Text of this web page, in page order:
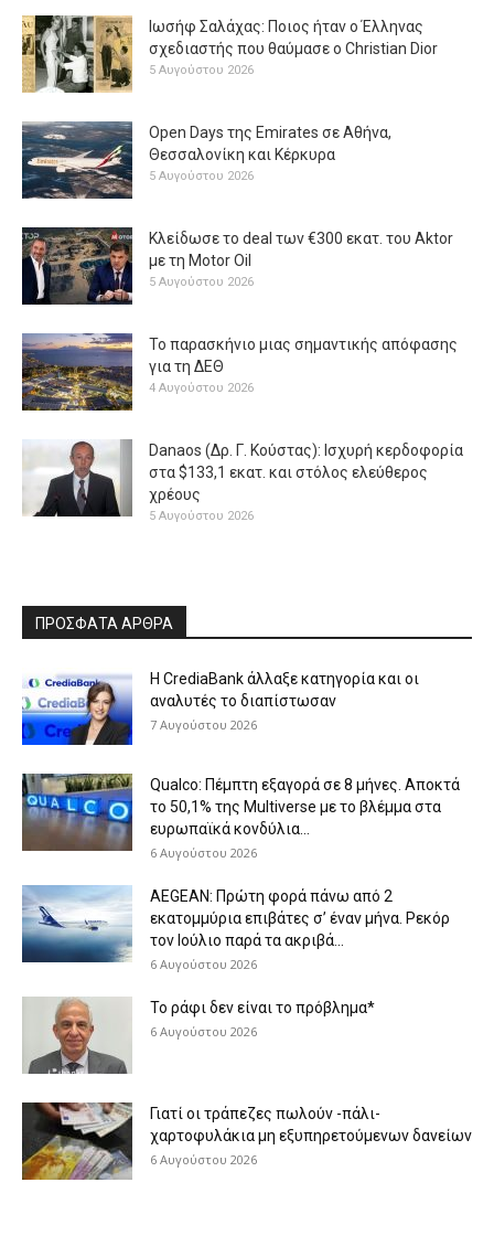
Ιωσήφ Σαλάχας: Ποιος ήταν ο Έλληνας
σχεδιαστής που θαύμασε ο Christian Dior
5 Αυγούστου 2026
Open Days της Emirates σε Αθήνα,
Θεσσαλονίκη και Κέρκυρα
5 Αυγούστου 2026
Κλείδωσε το deal των €300 εκατ. του Aktor
με τη Μotor Oil
5 Αυγούστου 2026
Το παρασκήνιο μιας σημαντικής απόφασης
για τη ΔΕΘ
4 Αυγούστου 2026
Danaos (Δρ. Γ. Κούστας): Ισχυρή κερδοφορία
στα $133,1 εκατ. και στόλος ελεύθερος
χρέους
5 Αυγούστου 2026
ΠΡΟΣΦΑΤΑ ΑΡΘΡΑ
Η CrediaBank άλλαξε κατηγορία και οι
αναλυτές το διαπίστωσαν
7 Αυγούστου 2026
Qualco: Πέμπτη εξαγορά σε 8 μήνες. Aποκτά
το 50,1% της Multiverse με το βλέμμα στα
ευρωπαϊκά κονδύλια...
6 Αυγούστου 2026
AEGEAN: Πρώτη φορά πάνω από 2
εκατομμύρια επιβάτες σ’ έναν μήνα. Ρεκόρ
τον Ιούλιο παρά τα ακριβά...
6 Αυγούστου 2026
Το ράφι δεν είναι το πρόβλημα*
6 Αυγούστου 2026
Γιατί οι τράπεζες πωλούν -πάλι-
χαρτοφυλάκια μη εξυπηρετούμενων δανείων
6 Αυγούστου 2026